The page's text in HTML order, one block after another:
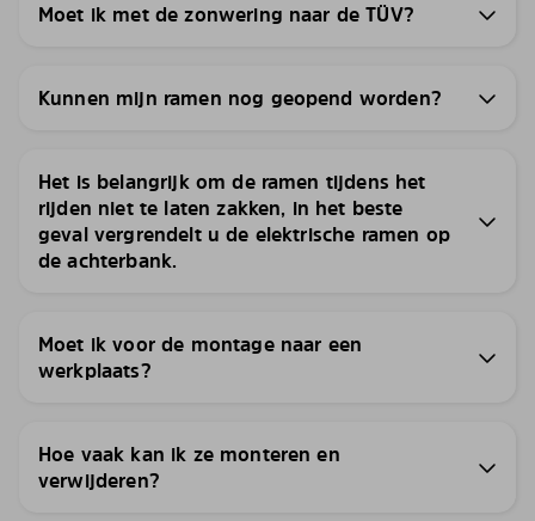
Moet ik met de zonwering naar de TÜV?
Kunnen mijn ramen nog geopend worden?
Het is belangrijk om de ramen tijdens het
rijden niet te laten zakken, in het beste
geval vergrendelt u de elektrische ramen op
de achterbank.
Moet ik voor de montage naar een
werkplaats?
Hoe vaak kan ik ze monteren en
verwijderen?